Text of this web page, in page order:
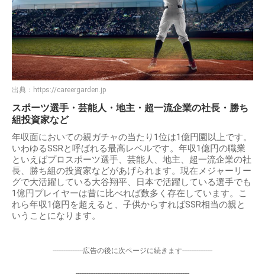
出典： https://careergarden.jp
スポーツ選手・芸能人・地主・超一流企業の社長・勝ち
組投資家など
年収面においての親ガチャの当たり1位は1億円園以上です。
いわゆるSSRと呼ばれる最高レベルです。年収1億円の職業
といえばプロスポーツ選手、芸能人、地主、超一流企業の社
長、勝ち組の投資家などがあげられます。現在メジャーリー
グで大活躍している大谷翔平、日本で活躍している選手でも
1億円プレイヤーは昔に比べれば数多く存在しています。こ
れら年収1億円を超えると、子供からすればSSR相当の親と
いうことになります。
-----------------広告の後に次ページに続きます-----------------
----------------------------------------------------------------